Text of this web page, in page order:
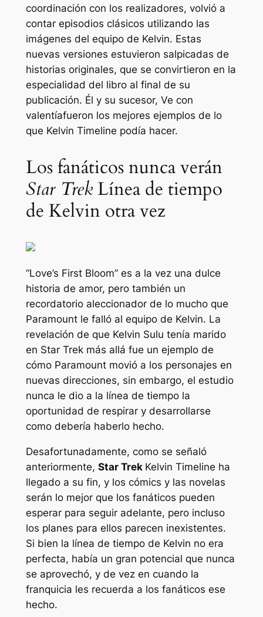
coordinación con los realizadores, volvió a
contar episodios clásicos utilizando las
imágenes del equipo de Kelvin. Estas
nuevas versiones estuvieron salpicadas de
historias originales, que se convirtieron en la
especialidad del libro al final de su
publicación. Él y su sucesor, Ve con
valentíafueron los mejores ejemplos de lo
que Kelvin Timeline podía hacer.
Los fanáticos nunca verán
Star TrekLínea de tiempo
de Kelvin otra vez
“Love’s First Bloom” es a la vez una dulce
historia de amor, pero también un
recordatorio aleccionador de lo mucho que
Paramount le falló al equipo de Kelvin. La
revelación de que Kelvin Sulu tenía marido
en Star Trek más allá fue un ejemplo de
cómo Paramount movió a los personajes en
nuevas direcciones, sin embargo, el estudio
nunca le dio a la línea de tiempo la
oportunidad de respirar y desarrollarse
como debería haberlo hecho.
Desafortunadamente, como se señaló
anteriormente, Star Trek Kelvin Timeline ha
llegado a su fin, y los cómics y las novelas
serán lo mejor que los fanáticos pueden
esperar para seguir adelante, pero incluso
los planes para ellos parecen inexistentes.
Si bien la línea de tiempo de Kelvin no era
perfecta, había un gran potencial que nunca
se aprovechó, y de vez en cuando la
franquicia les recuerda a los fanáticos ese
hecho.